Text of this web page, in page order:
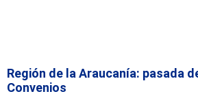
Región de la Araucanía: pasada
Convenios